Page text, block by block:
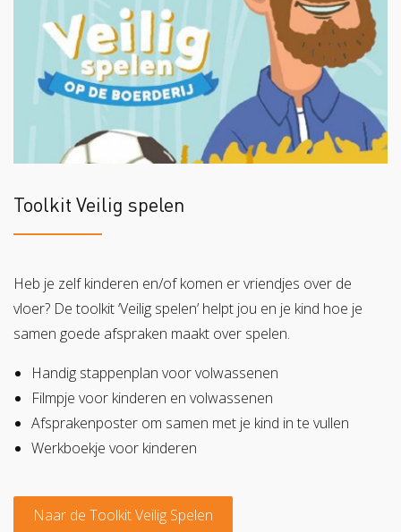
Toolkit Veilig spelen
Heb je zelf kinderen en/of komen er vriendjes over de
vloer? De toolkit ‘Veilig spelen’ helpt jou en je kind hoe je
samen goede afspraken maakt over spelen.
Handig stappenplan voor volwassenen
Filmpje voor kinderen en volwassenen
Afsprakenposter om samen met je kind in te vullen
Werkboekje voor kinderen
Naar de Toolkit Veilig Spelen